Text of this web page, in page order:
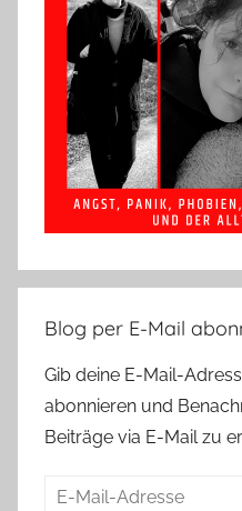
Blog per E-Mail
Gib deine E-Mail-
abonnieren und
Beiträge via E-Mail zu
E-